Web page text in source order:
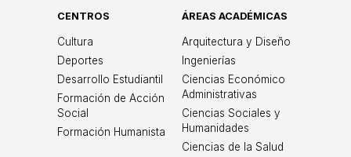
CENTROS
Cultura
Deportes
Desarrollo Estudiantil
Formación de Acción
Social
Formación Humanista
ÁREAS ACADÉMICAS
Arquitectura y Diseño
Ingenierías
Ciencias Económico
Administrativas
Ciencias Sociales y
Humanidades
Ciencias de la Salud